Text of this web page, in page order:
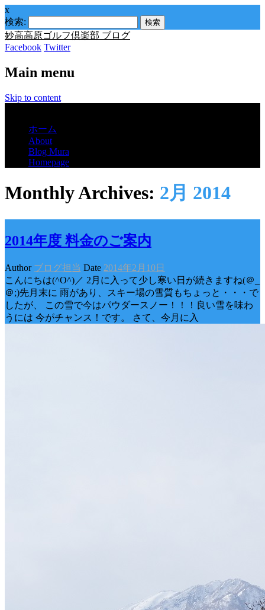
x
検索:
妙高高原ゴルフ倶楽部 ブログ
Facebook Twitter
Main menu
Skip to content
ホーム
About
Blog Mura
Homepage
Monthly Archives: 2月 2014
2014年度 料金のご案内
Author ブログ担当 Date 2014年2月10日
こんにちは(^O^)／ 2月に入って少し寒い日が続きますね(＠_
＠;)先月末に 雨があり、スキー場の雪質もちょっと・・・で
したが、 この雪で今はパウダースノー！！！良い雪を味わ
うには 今がチャンス！です。 さて、今月に入